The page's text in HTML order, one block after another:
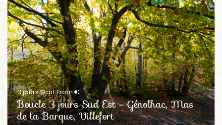
3 jours Start From €
Boucle 3 jours Sud Est – Génolhac, Mas
de la Barque, Villefort